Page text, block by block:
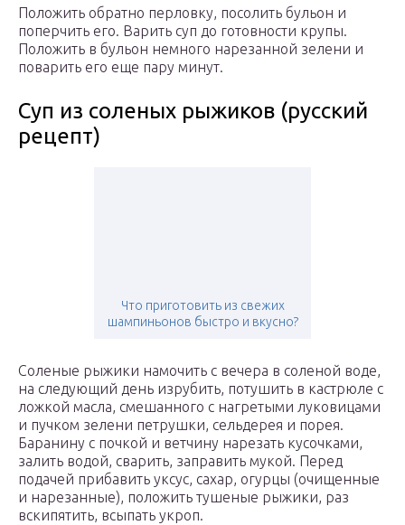
Положить обратно перловку, посолить бульон и
поперчить его. Варить суп до готовности крупы.
Положить в бульон немного нарезанной зелени и
поварить его еще пару минут.
Суп из соленых рыжиков (русский
рецепт)
Что приготовить из свежих
шампиньонов быстро и вкусно?
Соленые рыжики намочить с вечера в соленой воде,
на следующий день изрубить, потушить в кастрюле с
ложкой масла, смешанного с нагретыми луковицами
и пучком зелени петрушки, сельдерея и порея.
Баранину с почкой и ветчину нарезать кусочками,
залить водой, сварить, заправить мукой. Перед
подачей прибавить уксус, сахар, огурцы (очищенные
и нарезанные), положить тушеные рыжики, раз
вскипятить, всыпать укроп.